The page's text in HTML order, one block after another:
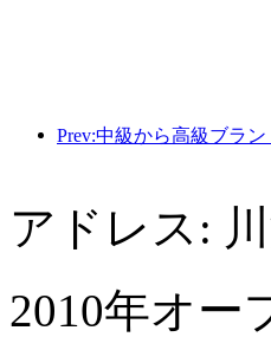
アドレス:
2010年オー